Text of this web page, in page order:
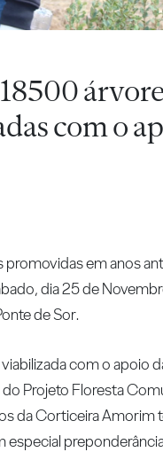
com o
promovidas em anos
dia 25 de
de Sor.
com o apoio
Projeto Floresta
da Corticeira Amorim
especial